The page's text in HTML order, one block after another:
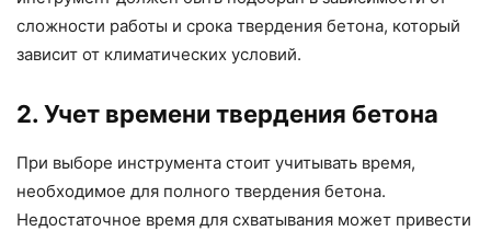
сложности работы и срока твердения бетона, который
зависит от климатических условий.
2. Учет времени твердения бетона
При выборе инструмента стоит учитывать время,
необходимое для полного твердения бетона.
Недостаточное время для схватывания может привести